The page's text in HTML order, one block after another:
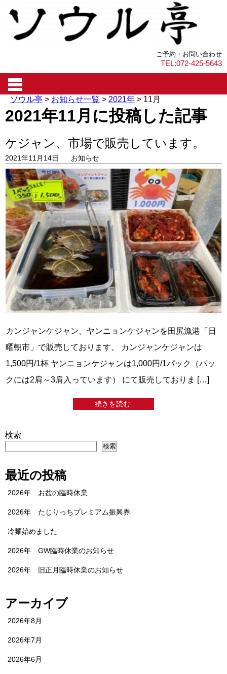
ご予約・お問い合わせ
TEL:072-425-5643
ソウル亭 > お知らせ一覧 > 2021年 > 11月
2021年11月に投稿した記事
ケジャン、市場で販売しています。
2021年11月14日 お知らせ
カンジャンケジャン、ヤンニョンケジャンを田尻漁港「日
曜朝市」で販売しております。 カンジャンケジャンは
1,500円/1杯 ヤンニョンケジャンは1,000円/1パック（パッ
クには2肩～3肩入っています） にて販売しておりま […]
続きを読む
検索
検索
最近の投稿
2026年 お盆の臨時休業
2026年 たじりっちプレミアム振興券
冷麺始めました
2026年 GW臨時休業のお知らせ
2026年 旧正月臨時休業のお知らせ
アーカイブ
2026年8月
2026年7月
2026年6月